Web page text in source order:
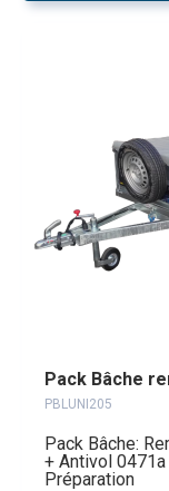
Pack Bâche
PBLUNI205
Pack Bâche:
+ Antivol
Préparation